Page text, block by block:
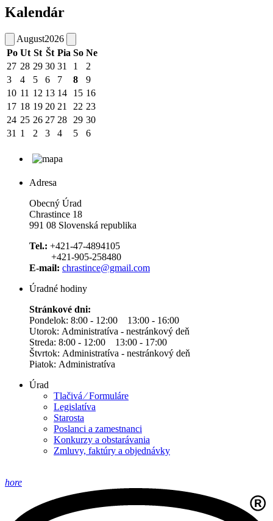
Kalendár
August2026
Po Ut St Št Pia So Ne
27 28 29 30 31 1
2
3
4 5 6 7 8
9
10 11 12 13 14 15 16
17 18 19 20 21 22 23
24 25 26 27 28 29 30
31 1 2 3 4 5 6
Adresa
Obecný Úrad
Chrastince 18
991 08 Slovenská republika
Tel.: +421-47-4894105
+421-905-258480
E-mail: chrastince@gmail.com
Úradné hodiny
Stránkové dni:
Pondelok: 8:00 - 12:00 13:00 - 16:00
Utorok: Administratíva - nestránkový deň
Streda: 8:00 - 12:00 13:00 - 17:00
Štvrtok: Administratíva - nestránkový deň
Piatok: Administratíva
Úrad
Tlačivá ⁄ Formuláre
Legislatíva
Starosta
Poslanci a zamestnanci
Konkurzy a obstarávania
Zmluvy, faktúry a objednávky
hore